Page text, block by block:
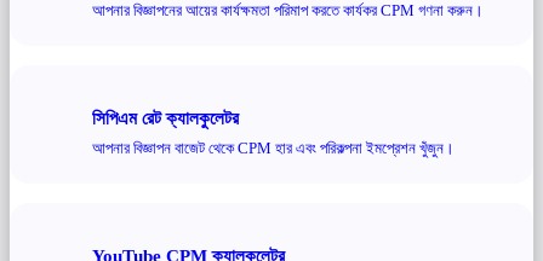
আপনার বিজ্ঞাপনের আয়ের কার্যক্ষমতা পরিমাপ করতে কার্যকর CPM গণনা করুন।
সিপিএম রেট ক্যালকুলেটর
আপনার বিজ্ঞাপন বাজেট থেকে CPM হার এবং পরিকল্পনা ইমপ্রেশন খুঁজুন।
YouTube CPM ক্যালকুলেটর